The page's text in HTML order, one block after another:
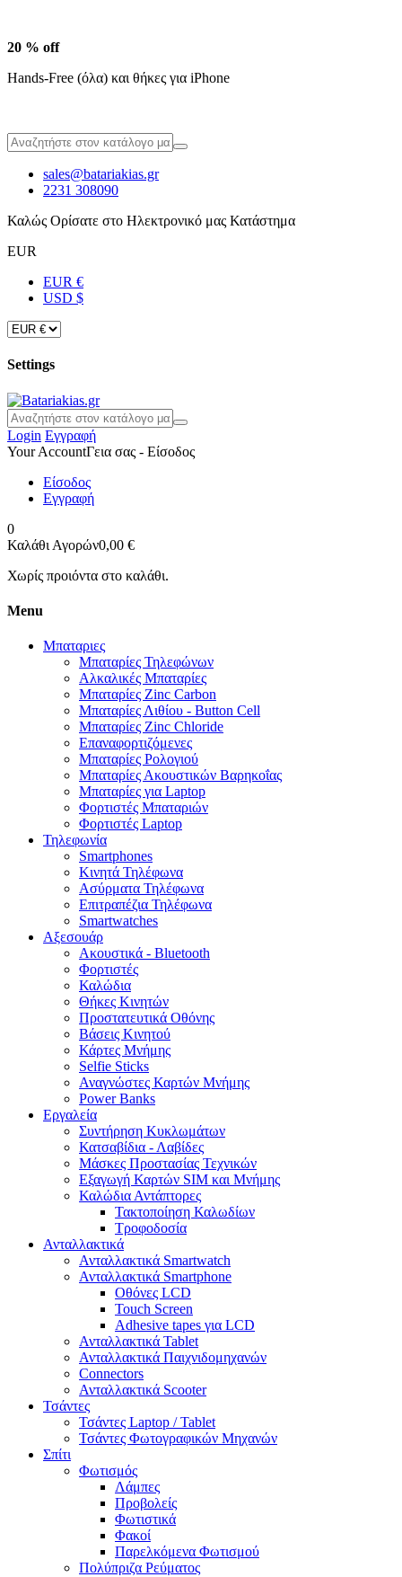
20 % off
Hands-Free (όλα) και θήκες για iPhone
sales@batariakias.gr
2231 308090
Καλώς Ορίσατε στο Ηλεκτρονικό μας Κατάστημα
EUR
EUR €
USD $
Settings
Login Εγγραφή
Your AccountΓεια σας - Είσοδος
Είσοδος
Εγγραφή
0
Καλάθι Αγορών0,00 €
Χωρίς προιόντα στο καλάθι.
Menu
Μπαταριες
Μπαταρίες Τηλεφώνων
Αλκαλικές Μπαταρίες
Μπαταρίες Zinc Carbon
Μπαταρίες Λιθίου - Button Cell
Μπαταρίες Zinc Chloride
Επαναφορτιζόμενες
Μπαταρίες Ρολογιού
Μπαταρίες Ακουστικών Βαρηκοΐας
Μπαταρίες για Laptop
Φορτιστές Μπαταριών
Φορτιστές Laptop
Τηλεφωνία
Smartphones
Κινητά Τηλέφωνα
Ασύρματα Τηλέφωνα
Επιτραπέζια Τηλέφωνα
Smartwatches
Αξεσουάρ
Ακουστικά - Bluetooth
Φορτιστές
Καλώδια
Θήκες Κινητών
Προστατευτικά Οθόνης
Βάσεις Κινητού
Κάρτες Μνήμης
Selfie Sticks
Αναγνώστες Καρτών Μνήμης
Power Banks
Εργαλεία
Συντήρηση Κυκλωμάτων
Κατσαβίδια - Λαβίδες
Μάσκες Προστασίας Τεχνικών
Εξαγωγή Καρτών SIM και Μνήμης
Καλώδια Αντάπτορες
Τακτοποίηση Καλωδίων
Τροφοδοσία
Ανταλλακτικά
Ανταλλακτικά Smartwatch
Ανταλλακτικά Smartphone
Οθόνες LCD
Touch Screen
Adhesive tapes για LCD
Ανταλλακτικά Tablet
Ανταλλακτικά Παιχνιδομηχανών
Connectors
Ανταλλακτικά Scooter
Τσάντες
Τσάντες Laptop / Tablet
Τσάντες Φωτoγραφικών Μηχανών
Σπίτι
Φωτισμός
Λάμπες
Προβολείς
Φωτιστικά
Φακοί
Παρελκόμενα Φωτισμού
Πολύπριζα Ρεύματος